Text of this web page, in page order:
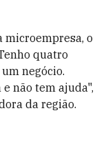
microempresa, o
quatro
negócio.
não tem ajuda",
da região.